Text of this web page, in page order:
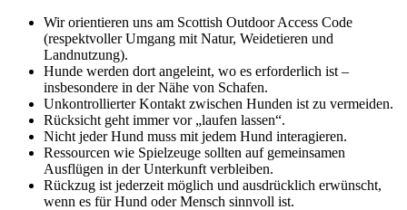
Wir orientieren uns am Scottish Outdoor Access Code
(respektvoller Umgang mit Natur, Weidetieren und
Landnutzung).
Hunde werden dort angeleint, wo es erforderlich ist –
insbesondere in der Nähe von Schafen.
Unkontrollierter Kontakt zwischen Hunden ist zu vermeiden.
Rücksicht geht immer vor „laufen lassen“.
Nicht jeder Hund muss mit jedem Hund interagieren.
Ressourcen wie Spielzeuge sollten auf gemeinsamen
Ausflügen in der Unterkunft verbleiben.
Rückzug ist jederzeit möglich und ausdrücklich erwünscht,
wenn es für Hund oder Mensch sinnvoll ist.